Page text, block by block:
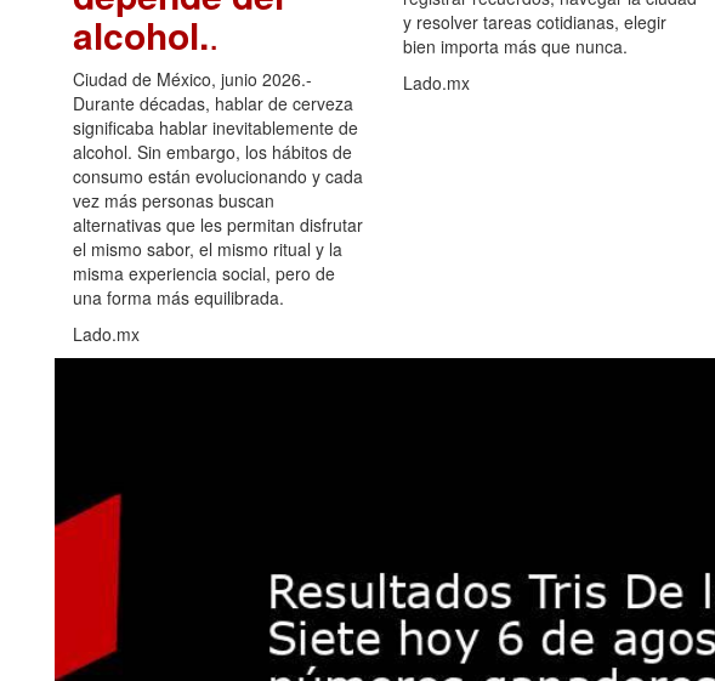
alcohol..
Ciudad de México, junio 2026.-
Durante décadas, hablar de cerveza
significaba hablar inevitablemente de
alcohol. Sin embargo, los hábitos de
consumo están evolucionando y cada
vez más personas buscan
alternativas que les permitan disfrutar
el mismo sabor, el mismo ritual y la
misma experiencia social, pero de
una forma más equilibrada.
Lado.mx
y resolver tareas cotidianas, elegir
bien importa más que nunca.
Lado.mx